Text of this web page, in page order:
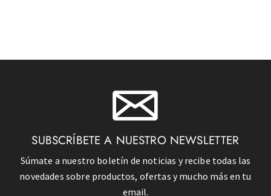
SUBSCRÍBETE A NUESTRO NEWSLETTER
Súmate a nuestro boletín de noticias y recibe todas las
novedades sobre productos, ofertas y mucho más en tu
email.